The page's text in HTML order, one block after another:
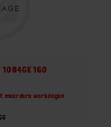
1084GK 160
werkdagen